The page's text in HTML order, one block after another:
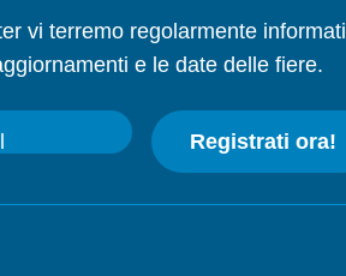
vi terremo regolarmente informati
e le date delle fiere.
Registrati ora!